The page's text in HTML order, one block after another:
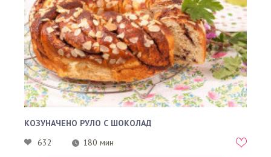
КОЗУНАЧЕНО РУЛО С ШОКОЛАД
632
180 мин